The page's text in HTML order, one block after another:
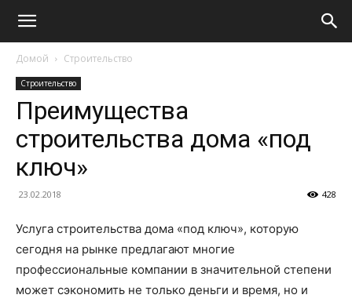
Домой Строительство
Строительство
Преимущества
строительства дома «под
ключ»
23.02.2018 428
Услуга строительства дома «под ключ», которую
сегодня на рынке предлагают многие
профессиональные компании в значительной степени
может сэкономить не только деньги и время, но и